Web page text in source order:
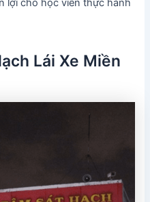
lợi cho học viên thực hành
Lái Xe Miền